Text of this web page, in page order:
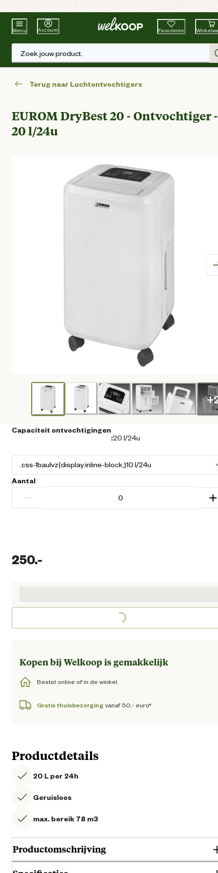
Beste WinkelketenTuin & Dier
Menu Account Favorieten
Zoek jouw product.
Terug naar Luchtontvochtigers
EUROM DryBest 20 - Ontvochtiger -
20 l/24u
+
Capaciteit ontvochtigingen
:20 l/24u
Aantal
− +
250.-
Loading...
Kopen bij Welkoop is gemakkelijk
Bestel online of in de winkel.
Gratis thuisbezorging vanaf 50,- euro*
Productdetails
20 L per 24h
Geruisloos
max. bereik 78 m3
Productomschrijving